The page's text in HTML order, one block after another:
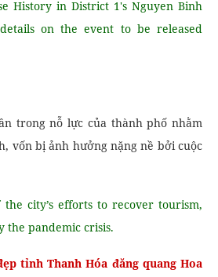
History in District 1's Nguyen Binh
on the event to be released
trong nỗ lực của thành phố nhằm
vốn bị ảnh hưởng nặng nề bởi cuộc
city’s efforts to recover tourism,
the pandemic crisis.
tỉnh Thanh Hóa đăng quang Hoa